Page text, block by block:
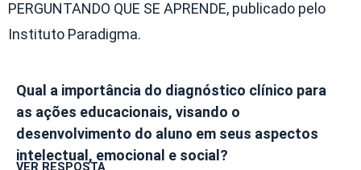
PERGUNTANDO QUE SE APRENDE, publicado pelo
Instituto Paradigma.
Qual a importância do diagnóstico clínico para
as ações educacionais, visando o
desenvolvimento do aluno em seus aspectos
intelectual, emocional e social?
VER RESPOSTA